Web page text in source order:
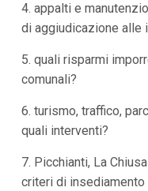
4. appalti e
di aggiudicazione alle
5. quali risparmi
comunali?
6. turismo, traffico,
quali interventi?
7. Picchianti, La
criteri di